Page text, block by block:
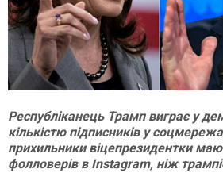
Республіканець Трамп виграє у
кількістю підписників у
прихильники віцепрезидентки
фолловерів в Instagram, ніж